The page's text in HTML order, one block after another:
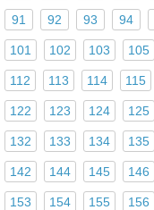
91 92 93 94
101 102 103 105
112 113 114 115
122 123 124 125
132 133 134 135
142 144 145 146
153 154 155 156